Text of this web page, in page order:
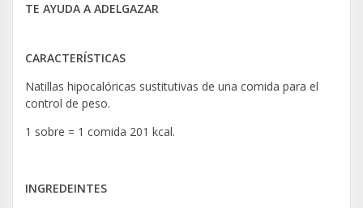
TE AYUDA A ADELGAZAR
CARACTERÍSTICAS
Natillas hipocalóricas sustitutivas de una comida para el
control de peso.
1 sobre = 1 comida 201 kcal.
INGREDEINTES